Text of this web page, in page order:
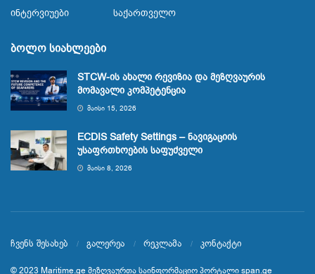
Ინტერვიუები
Საქართველო
ბოლო სიახლეები
STCW-ის ახალი რევიზია და მეზღვაურის
მომავალი კომპეტენცია
ᲛᲐᲘᲡᲘ 15, 2026
ECDIS Safety Settings – ნავიგაციის
უსაფრთხოების საფუძველი
ᲛᲐᲘᲡᲘ 8, 2026
ჩვენს შესახებ გალერეა რეკლამა კონტაქტი
© 2023 Maritime.geმეზღვაურთა საინფორმაციო პორტალიspan.ge